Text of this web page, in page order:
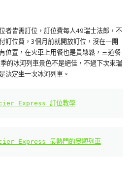
者皆需訂位，訂位費每人49瑞士法郎，不
訂位費，3個月前就開放訂位，沒在一開
位置，在火車上用餐也是貴鬆鬆，三道餐
的冰河列車景色不是絕佳，不過下次來瑞
決定坐一次冰河列車。
Express 訂位教學
Express 最熱門的景觀列車